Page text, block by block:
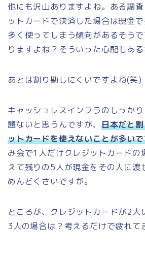
他にも沢山ありますよね。ある調
ットカードで決済した場合は現金
多く使ってしまう傾向があるそう
りますよね？そういった心配もある
あとは割り勘しにくいですよね(笑)
キャッシュレスインフラのしっか
題ないと思うんですが、 日本だと
ットカードを使えないことが多い
み会で1人だけクレジットカードの
えて残りの5人が現金をその人に渡
めんどくさいですが。
ところが、クレジットカードが2人
3人の場合は？考えるだけで疲れて